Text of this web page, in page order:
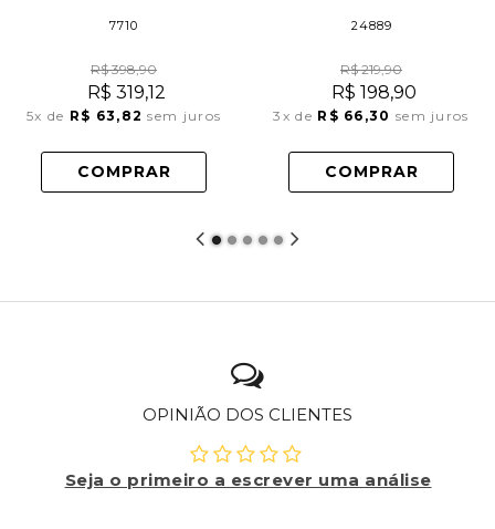
7710
R$ 398,90
R$ 319,12
5x de R$ 63,82 sem juros
COMPRAR
24889
R$ 219,90
R$ 198,90
3x de R$ 66,30 sem juros
COMPRAR
OPINIÃO DOS CLIENTES
Seja o primeiro a escrever uma análise